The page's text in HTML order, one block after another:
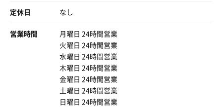
スーパーでお惣菜を買い、持ち込み可能です。
206に電子レンジがありませんでしたので、ご注意くだ
定休日 なし
営業時間
月曜日 24時間営業
火曜日 24時間営業
水曜日 24時間営業
木曜日 24時間営業
金曜日 24時間営業
土曜日 24時間営業
日曜日 24時間営業